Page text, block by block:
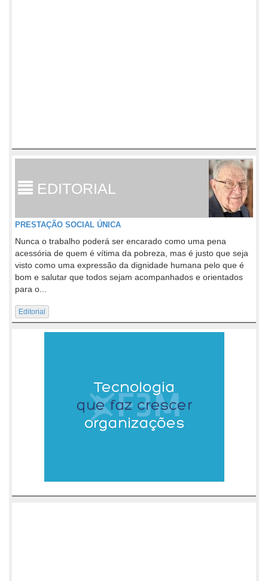
EDITORIAL
PRESTAÇÃO SOCIAL ÚNICA
Nunca o trabalho poderá ser encarado como uma pena
acessória de quem é vítima da pobreza, mas é justo que seja
visto como uma expressão da dignidade humana pelo que é
bom e salutar que todos sejam acompanhados e orientados
para o...
Editorial